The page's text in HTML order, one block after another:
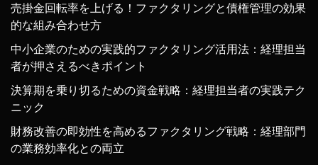
売掛金回転率を上げる！ファクタリングと債権管理の効果
的な組み合わせ方
中小企業のための実践的ファクタリング活用法：経理担当
者が押さえるべきポイント
決算期を乗り切るための資金戦略：経理担当者の実践テク
ニック
財務改善の即効性を高めるファクタリング戦略：経理部門
の業務効率化との両立